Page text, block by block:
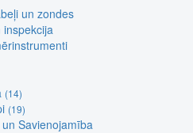
un zondes
inspekcija
(14)
(19)
un Savienojamība